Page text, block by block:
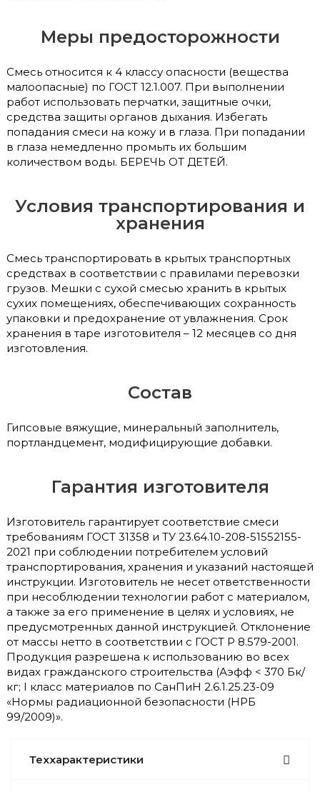
Меры предосторожности
Смесь относится к 4 классу опасности (вещества
малоопасные) по ГОСТ 12.1.007. При выполнении
работ использовать перчатки, защитные очки,
средства защиты органов дыхания. Избегать
попадания смеси на кожу и в глаза. При попадании
в глаза немедленно промыть их большим
количеством воды. БЕРЕЧЬ ОТ ДЕТЕЙ.
Условия транспортирования и
хранения
Смесь транспортировать в крытых транспортных
средствах в соответствии с правилами перевозки
грузов. Мешки с сухой смесью хранить в крытых
сухих помещениях, обеспечивающих сохранность
упаковки и предохранение от увлажнения. Срок
хранения в таре изготовителя – 12 месяцев со дня
изготовления.
Состав
Гипсовые вяжущие, минеральный заполнитель,
портландцемент, модифицирующие добавки.
Гарантия изготовителя
Изготовитель гарантирует соответствие смеси
требованиям ГОСТ 31358 и ТУ 23.64.10-208-51552155-
2021 при соблюдении потребителем условий
транспортирования, хранения и указаний настоящей
инструкции. Изготовитель не несет ответственности
при несоблюдении технологии работ с материалом,
а также за его применение в целях и условиях, не
предусмотренных данной инструкцией. Отклонение
от массы нетто в соответствии с ГОСТ Р 8.579-2001.
Продукция разрешена к использованию во всех
видах гражданского строительства (Аэфф < 370 Бк/
кг; I класс материалов по СанПиН 2.6.1.25.23-09
«Нормы радиационной безопасности (НРБ
99/2009)».
Теххарактеристики